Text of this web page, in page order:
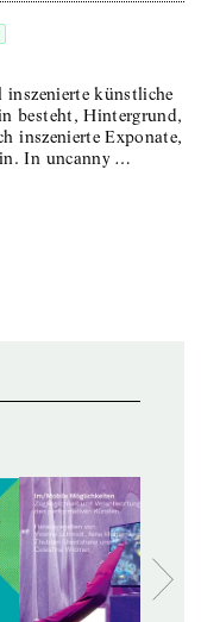
künstliche
besteht, Hintergrund,
inszenierte Exponate,
In uncanny …